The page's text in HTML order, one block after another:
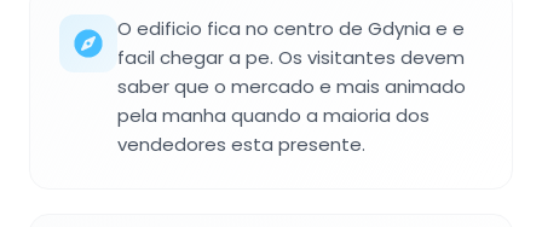
O edificio fica no centro de Gdynia e e
facil chegar a pe. Os visitantes devem
saber que o mercado e mais animado
pela manha quando a maioria dos
vendedores esta presente.